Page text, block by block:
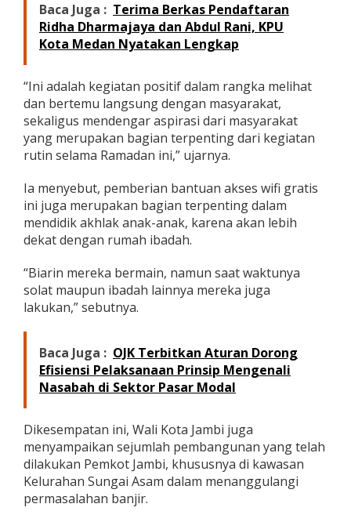
G
r
a
s
d
i
M
a
s
i
d
Baca Juga : Terima Berkas Pendaftaran
Ridha Dharmajaya dan Abdul Rani, KPU
Kota Medan Nyatakan Lengkap
“Ini adalah kegiatan positif dalam rangka melihat
dan bertemu langsung dengan masyarakat,
sekaligus mendengar aspirasi dari masyarakat
yang merupakan bagian terpenting dari kegiatan
rutin selama Ramadan ini,” ujarnya.
Ia menyebut, pemberian bantuan akses wifi gratis
ini juga merupakan bagian terpenting dalam
mendidik akhlak anak-anak, karena akan lebih
dekat dengan rumah ibadah.
“Biarin mereka bermain, namun saat waktunya
solat maupun ibadah lainnya mereka juga
lakukan,” sebutnya.
Baca Juga : OJK Terbitkan Aturan Dorong
Efisiensi Pelaksanaan Prinsip Mengenali
Nasabah di Sektor Pasar Modal
Dikesempatan ini, Wali Kota Jambi juga
menyampaikan sejumlah pembangunan yang telah
dilakukan Pemkot Jambi, khususnya di kawasan
Kelurahan Sungai Asam dalam menanggulangi
permasalahan banjir.